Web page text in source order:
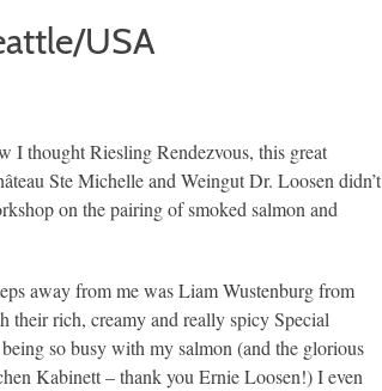
USA
I thought Riesling Rendezvous, this great
Ste Michelle and Weingut Dr. Loosen didn’t
on the pairing of smoked salmon and
away from me was Liam Wustenburg from
their rich, creamy and really spicy Special
so busy with my salmon (and the glorious
Kabinett – thank you Ernie Loosen!) I even